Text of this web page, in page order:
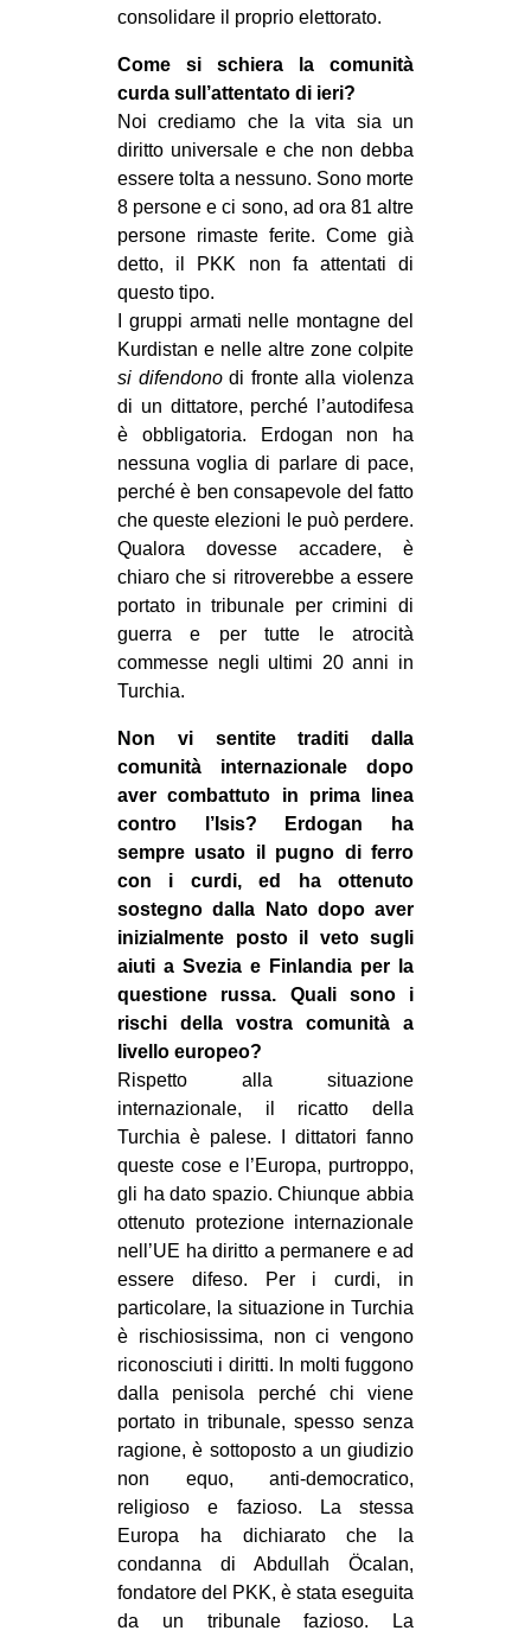
consolidare il proprio elettorato.
Come si schiera la comunità
curda sull’attentato di ieri?
Noi crediamo che la vita sia un
diritto universale e che non debba
essere tolta a nessuno. Sono morte
8 persone e ci sono, ad ora 81 altre
persone rimaste ferite. Come già
detto, il PKK non fa attentati di
questo tipo.
I gruppi armati nelle montagne del
Kurdistan e nelle altre zone colpite
si difendonodi fronte alla violenza
di un dittatore, perché l’autodifesa
è obbligatoria. Erdogan non ha
nessuna voglia di parlare di pace,
perché è ben consapevole del fatto
che queste elezioni le può perdere.
Qualora dovesse accadere, è
chiaro che si ritroverebbe a essere
portato in tribunale per crimini di
guerra e per tutte le atrocità
commesse negli ultimi 20 anni in
Turchia.
Non vi sentite traditi dalla
comunità internazionale dopo
aver combattuto in prima linea
contro l’Isis? Erdogan ha
sempre usato il pugno di ferro
con i curdi, ed ha ottenuto
sostegno dalla Nato dopo aver
inizialmente posto il veto sugli
aiuti a Svezia e Finlandia per la
questione russa. Quali sono i
rischi della vostra comunità a
livello europeo?
Rispetto alla situazione
internazionale, il ricatto della
Turchia è palese. I dittatori fanno
queste cose e l’Europa, purtroppo,
gli ha dato spazio. Chiunque abbia
ottenuto protezione internazionale
nell’UE ha diritto a permanere e ad
essere difeso. Per i curdi, in
particolare, la situazione in Turchia
è rischiosissima, non ci vengono
riconosciuti i diritti. In molti fuggono
dalla penisola perché chi viene
portato in tribunale, spesso senza
ragione, è sottoposto a un giudizio
non equo, anti-democratico,
religioso e fazioso. La stessa
Europa ha dichiarato che la
condanna di Abdullah Öcalan,
fondatore del PKK, è stata eseguita
da un tribunale fazioso. La